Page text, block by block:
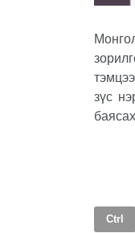
зүс
Ctrl